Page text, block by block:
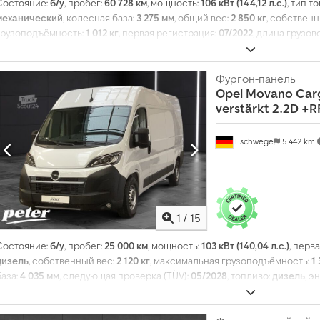
б/у, пробег:60 728 км, мощность:106 кВт (144,12 л.с.), тип
, колесная база: 3 275 мм, общий вес:2 850 кг,
1 012 кг, первая регистрация: 07/2022, длина
, высота грузового отсека:
водителя:другое, количество мест:9, Год выпуска:2022, общая
бортовой компьютер, кондиционер, парктроники,
фары, раздвижная дверь, сажевый фильтр, система иммобилайзера,
1 / 15
Eschwege 5 442 km
Фургон-панель
Opel Movano
verstärkt 2.2D
б/у, пробег: 25 000 км, мощность:103 кВт (140,04 л.с.),
, собственный вес: 2 120 кг , максимальная грузоподъёмность:1
4 035 мм , следующая проверка (TÜV): 05/2028 , топливо: дизель ,
, расход топлива (городской цикл):
топлива (смешанный цикл):6,5 л/100км, цвет:белый, кабина